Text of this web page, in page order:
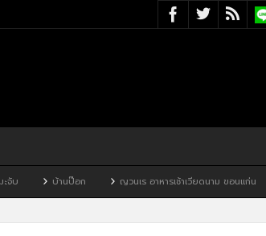
บ้านป๊อก ญวนเร อาหารเช้าเวียดนาม ขอนแก่น